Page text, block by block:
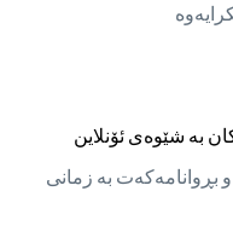
بە شێوەی ئۆنلاین
بڕوانامەکەت بە زمانی